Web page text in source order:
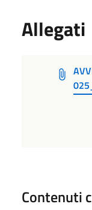
Allegati
Contenuti